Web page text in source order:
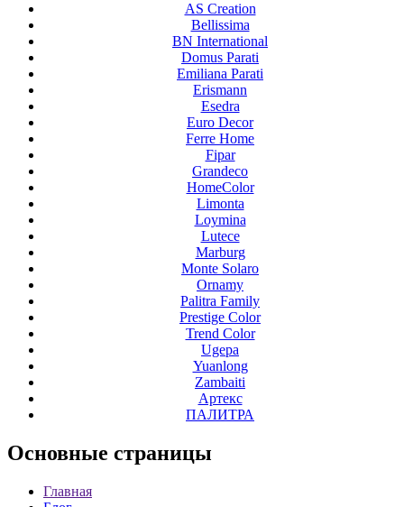
AS Creation
Bellissima
BN International
Domus Parati
Emiliana Parati
Erismann
Esedra
Euro Decor
Ferre Home
Fipar
Grandeco
HomeColor
Limonta
Loymina
Lutece
Marburg
Monte Solaro
Ornamy
Palitra Family
Prestige Color
Trend Color
Ugepa
Yuanlong
Zambaiti
Артекс
ПАЛИТРА
Основные страницы
Главная